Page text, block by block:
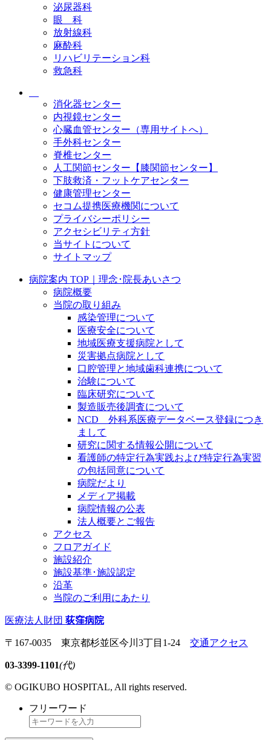
泌尿器科
眼 科
放射線科
麻酔科
リハビリテーション科
救急科
消化器センター
内視鏡センター
心臓血管センター（専用サイトへ）
手外科センター
脊椎センター
人工関節センター【膝関節センター】
下肢救済・フットケアセンター
健康管理センター
セコム提携医療機関について
プライバシーポリシー
アクセシビリティ方針
当サイトについて
サイトマップ
病院案内 TOP｜理念･院長あいさつ
病院概要
当院の取り組み
感染管理について
医療安全について
地域医療支援病院として
災害拠点病院として
口腔管理と地域歯科連携について
治験について
臨床研究について
製造販売後調査について
NCD 外科系医療データベース登録につき
まして
研究に関する情報公開について
看護師の特定行為実践および特定行為実習
の包括同意について
病院だより
メディア掲載
病院情報の公表
法人概要とご報告
アクセス
フロアガイド
施設紹介
施設基準･施設認定
沿革
当院のご利用にあたり
医療法人財団 荻窪病院
〒167-0035 東京都杉並区今川3丁目1-24 交通アクセス
03-3399-1101(代)
© OGIKUBO HOSPITAL, All rights reserved.
フリーワード